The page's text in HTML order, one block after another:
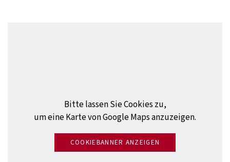
Bitte lassen Sie Cookies zu,
um eine Karte von Google Maps anzuzeigen.
COOKIEBANNER ANZEIGEN